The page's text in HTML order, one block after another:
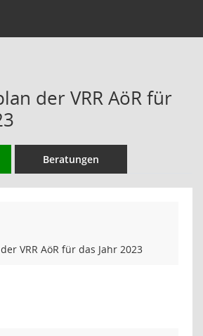
der VRR AöR für
Beratungen
VRR AöR für das Jahr 2023